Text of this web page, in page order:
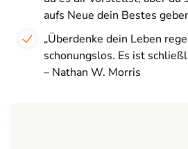
aufs Neue dein Bestes
„Überdenke dein Leben
schonungslos. Es ist
– Nathan W. Morris